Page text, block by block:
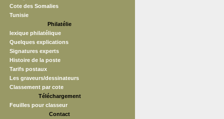
Cote des Somalies
Tunisie
Philatélie
lexique philatélique
Quelques explications
Signatures experts
Histoire de la poste
Tarifs postaux
Les graveurs/dessinateurs
Classement par cote
Téléchargement
Feuilles pour classeur
Contact